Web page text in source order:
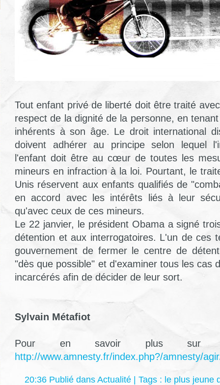
Tout enfant privé de liberté doit être traité
respect de la dignité de la personne, en
inhérents à son âge. Le droit international
doivent adhérer au principe selon lequel
l'enfant doit être au cœur de toutes les
mineurs en infraction à la loi. Pourtant, le
Unis réservent aux enfants qualifiés de
en accord avec les intérêts liés à leur
qu'avec ceux de ces mineurs.
Le 22 janvier, le président Obama a signé
détention et aux interrogatoires. L'un de ces
gouvernement de fermer le centre de
"dès que possible" et d'examiner tous les cas
incarcérés afin de décider de leur sort.
Sylvain Métafiot
Pour en savoir plus sur
http://www.amnesty.fr/index.php?/amnesty/
20:36 Publié dans Actualité | Tags : le plus jeune